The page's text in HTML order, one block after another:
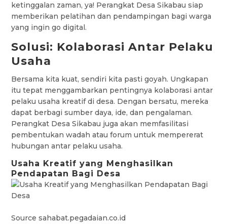
ketinggalan zaman, ya! Perangkat Desa Sikabau siap
memberikan pelatihan dan pendampingan bagi warga
yang ingin go digital.
Solusi: Kolaborasi Antar Pelaku
Usaha
Bersama kita kuat, sendiri kita pasti goyah. Ungkapan
itu tepat menggambarkan pentingnya kolaborasi antar
pelaku usaha kreatif di desa. Dengan bersatu, mereka
dapat berbagi sumber daya, ide, dan pengalaman.
Perangkat Desa Sikabau juga akan memfasilitasi
pembentukan wadah atau forum untuk mempererat
hubungan antar pelaku usaha.
Usaha Kreatif yang Menghasilkan
Pendapatan Bagi Desa
Source sahabat.pegadaian.co.id